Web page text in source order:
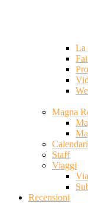
La
Magna
Staff
Viaggi
Recensioni